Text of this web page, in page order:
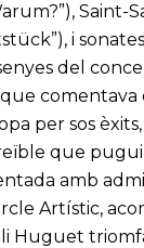
Saint-
i
del
que
per sos
que
amb
Artístic,
Huguet